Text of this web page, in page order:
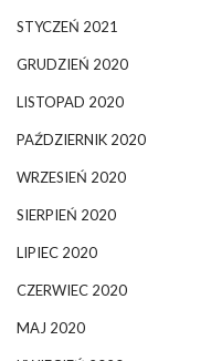
STYCZEŃ 2021
GRUDZIEŃ 2020
LISTOPAD 2020
PAŹDZIERNIK 2020
WRZESIEŃ 2020
SIERPIEŃ 2020
LIPIEC 2020
CZERWIEC 2020
MAJ 2020